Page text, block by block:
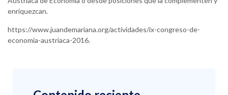
enriquezcan.
https://www.juandemariana.org/actividades/ix-congreso-de-
economia-austriaca-2016.